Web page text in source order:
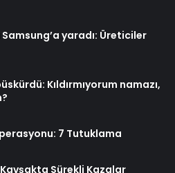
yaradı: Üreticiler
Kıldırmıyorum namazı,
7 Tutuklama
Sürekli Kazalar